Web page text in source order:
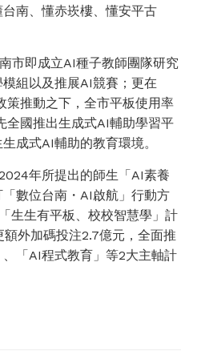
南、懂赤崁樓、懂安平古
市即成立AI種子教師團隊研究
組以及推展AI競賽；更在
策推動之下，全市平板使用率
全國推出生成式AI輔助學習平
成式AI輔助的教育環境。
年所提出的師生「AI素養
數位台南・AI啟航」行動方
生生有平板、校校智慧學」計
外加碼投注2.7億元，全面推
「AI程式教育」等2大主軸計